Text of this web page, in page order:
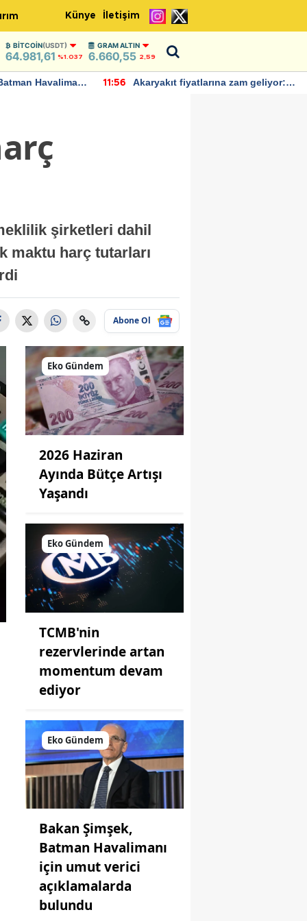
Künye İletişim
BITCOIN(USDT)
64.981,61 %1.037
GRAM ALTIN
6.660,55 2,59
Havalimanı
11:56
Akaryakıt fiyatlarına zam geliyor:
şirketleri dahil
maktu harç tutarları
Abone Ol
Eko Gündem
2026 Haziran
Ayında Bütçe Artışı
Yaşandı
Eko Gündem
TCMB'nin
rezervlerinde artan
momentum devam
ediyor
Eko Gündem
Bakan Şimşek,
Batman Havalimanı
için umut verici
açıklamalarda
bulundu